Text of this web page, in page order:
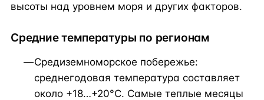
высоты над уровнем моря и других факторов.
Средние температуры по регионам
Средиземноморское побережье:
среднегодовая температура составляет
около +18…+20°C. Самые теплые месяцы